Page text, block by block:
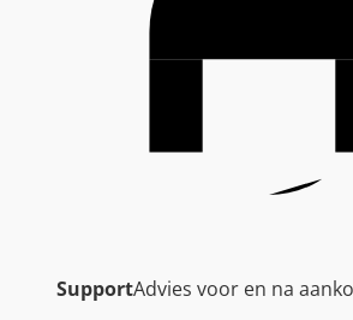
SupportAdvies voor en na